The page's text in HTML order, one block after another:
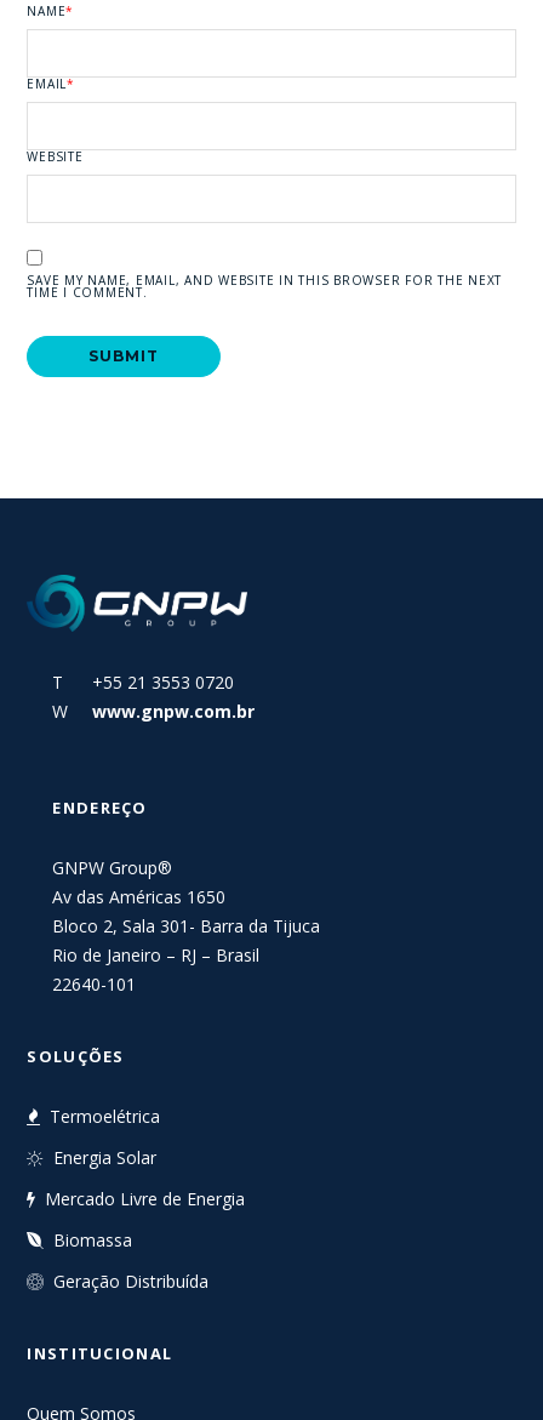
NAME*
EMAIL*
WEBSITE
SAVE MY NAME, EMAIL, AND WEBSITE IN THIS BROWSER FOR THE NEXT
TIME I COMMENT.
T +55 21 3553 0720
W
www.gnpw.com.br
ENDEREÇO
GNPW Group®
Av das Américas 1650
Bloco 2, Sala 301- Barra da Tijuca
Rio de Janeiro – RJ – Brasil
22640-101
SOLUÇÕES
Termoelétrica
Energia Solar
Mercado Livre de Energia
Biomassa
Geração Distribuída
INSTITUCIONAL
Quem Somos